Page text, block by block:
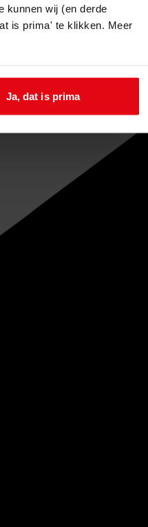
kunnen wij (en derde
is prima' te klikken. Meer
Ja, dat is prima